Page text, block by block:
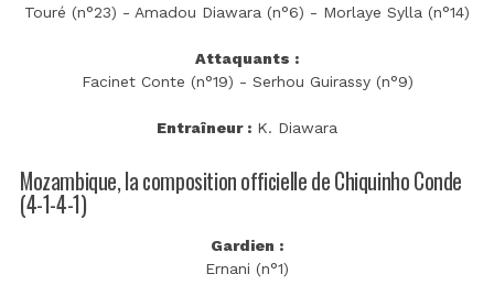
Touré (n°23) - Amadou Diawara (n°6) - Morlaye Sylla (n°14)
Attaquants :
Facinet Conte (n°19) - Serhou Guirassy (n°9)
Entraîneur : K. Diawara
Mozambique, la composition officielle de Chiquinho Conde
(4-1-4-1)
Gardien :
Ernani (n°1)